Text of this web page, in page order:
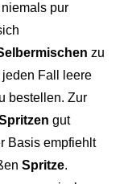
pur
zu
Fall leere
bestellen. Zur
gut
Basis empfiehlt
Spritze.